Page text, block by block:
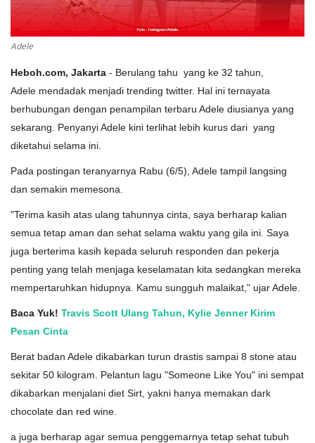
Adele
Heboh.com, Jakarta - Berulang tahu yang ke 32 tahun,
Adele mendadak menjadi trending twitter. Hal ini ternayata
berhubungan dengan penampilan terbaru Adele diusianya yang
sekarang. Penyanyi Adele kini terlihat lebih kurus dari yang
diketahui selama ini.
Pada postingan teranyarnya Rabu (6/5), Adele tampil langsing
dan semakin memesona.
"Terima kasih atas ulang tahunnya cinta, saya berharap kalian
semua tetap aman dan sehat selama waktu yang gila ini. Saya
juga berterima kasih kepada seluruh responden dan pekerja
penting yang telah menjaga keselamatan kita sedangkan mereka
mempertaruhkan hidupnya. Kamu sungguh malaikat," ujar Adele.
Baca Yuk! Travis Scott Ulang Tahun, Kylie Jenner Kirim
Pesan Cinta
Berat badan Adele dikabarkan turun drastis sampai 8 stone atau
sekitar 50 kilogram. Pelantun lagu "Someone Like You" ini sempat
dikabarkan menjalani diet Sirt, yakni hanya memakan dark
chocolate dan red wine.
a juga berharap agar semua penggemarnya tetap sehat tubuh